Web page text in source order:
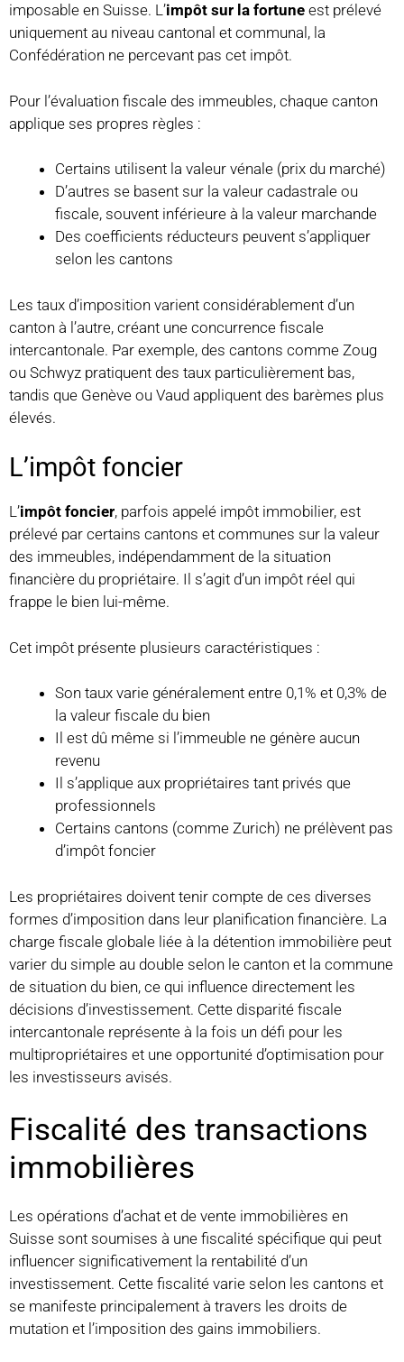
imposable en Suisse. L’impôt sur la fortune est prélevé
uniquement au niveau cantonal et communal, la
Confédération ne percevant pas cet impôt.
Pour l’évaluation fiscale des immeubles, chaque canton
applique ses propres règles :
Certains utilisent la valeur vénale (prix du marché)
D’autres se basent sur la valeur cadastrale ou
fiscale, souvent inférieure à la valeur marchande
Des coefficients réducteurs peuvent s’appliquer
selon les cantons
Les taux d’imposition varient considérablement d’un
canton à l’autre, créant une concurrence fiscale
intercantonale. Par exemple, des cantons comme Zoug
ou Schwyz pratiquent des taux particulièrement bas,
tandis que Genève ou Vaud appliquent des barèmes plus
élevés.
L’impôt foncier
L’impôt foncier, parfois appelé impôt immobilier, est
prélevé par certains cantons et communes sur la valeur
des immeubles, indépendamment de la situation
financière du propriétaire. Il s’agit d’un impôt réel qui
frappe le bien lui-même.
Cet impôt présente plusieurs caractéristiques :
Son taux varie généralement entre 0,1% et 0,3% de
la valeur fiscale du bien
Il est dû même si l’immeuble ne génère aucun
revenu
Il s’applique aux propriétaires tant privés que
professionnels
Certains cantons (comme Zurich) ne prélèvent pas
d’impôt foncier
Les propriétaires doivent tenir compte de ces diverses
formes d’imposition dans leur planification financière. La
charge fiscale globale liée à la détention immobilière peut
varier du simple au double selon le canton et la commune
de situation du bien, ce qui influence directement les
décisions d’investissement. Cette disparité fiscale
intercantonale représente à la fois un défi pour les
multipropriétaires et une opportunité d’optimisation pour
les investisseurs avisés.
Fiscalité des transactions
immobilières
Les opérations d’achat et de vente immobilières en
Suisse sont soumises à une fiscalité spécifique qui peut
influencer significativement la rentabilité d’un
investissement. Cette fiscalité varie selon les cantons et
se manifeste principalement à travers les droits de
mutation et l’imposition des gains immobiliers.